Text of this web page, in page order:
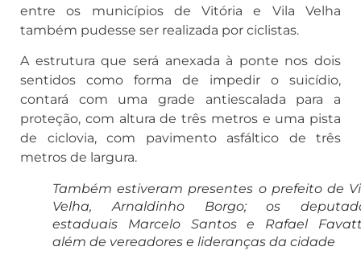
entre os municípios de Vitória e Vila Velha
também pudesse ser realizada por ciclistas.
A estrutura que será anexada à ponte nos dois
sentidos como forma de impedir o suicídio,
contará com uma grade antiescalada para a
proteção, com altura de três metros e uma pista
de ciclovia, com pavimento asfáltico de três
metros de largura.
Também estiveram presentes o prefeito de
Velha, Arnaldinho Borgo; os
estaduais Marcelo Santos e Rafael
além de vereadores e lideranças da cidade